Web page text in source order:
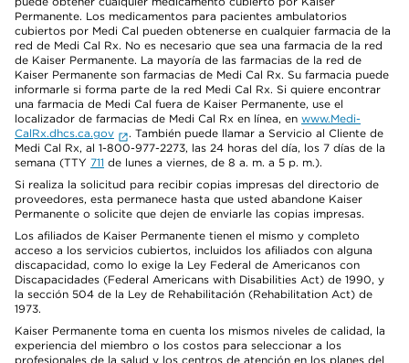
Permanente. Los medicamentos para pacientes ambulatorios
cubiertos por Medi Cal pueden obtenerse en cualquier farmacia de la
red de Medi Cal Rx. No es necesario que sea una farmacia de la red
de Kaiser Permanente. La mayoría de las farmacias de la red de
Kaiser Permanente son farmacias de Medi Cal Rx. Su farmacia puede
informarle si forma parte de la red Medi Cal Rx. Si quiere encontrar
una farmacia de Medi Cal fuera de Kaiser Permanente, use el
localizador de farmacias de Medi Cal Rx en línea, en www.Medi-
CalRx.dhcs.ca.gov
. También puede llamar a Servicio al Cliente de
Medi Cal Rx, al 1-800-977-2273, las 24 horas del día, los 7 días de la
semana (TTY 711 de lunes a viernes, de 8 a. m. a 5 p. m.).
Si realiza la solicitud para recibir copias impresas del directorio de
proveedores, esta permanece hasta que usted abandone Kaiser
Permanente o solicite que dejen de enviarle las copias impresas.
Los afiliados de Kaiser Permanente tienen el mismo y completo
acceso a los servicios cubiertos, incluidos los afiliados con alguna
discapacidad, como lo exige la Ley Federal de Americanos con
Discapacidades (Federal Americans with Disabilities Act) de 1990, y
la sección 504 de la Ley de Rehabilitación (Rehabilitation Act) de
1973.
Kaiser Permanente toma en cuenta los mismos niveles de calidad, la
experiencia del miembro o los costos para seleccionar a los
profesionales de la salud y los centros de atención en los planes del